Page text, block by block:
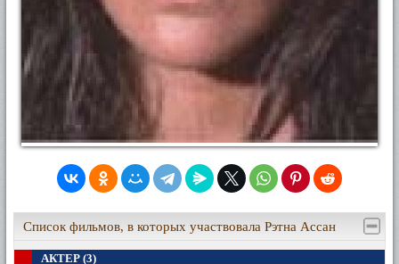
Список фильмов, в которых участвовала Рэтна Ассан
АКТЕР (3)